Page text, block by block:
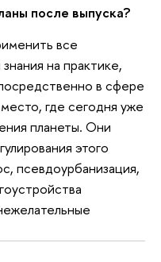
после выпуска?
все
на практике,
в сфере
где сегодня уже
планеты. Они
этого
псевдоурбанизация,